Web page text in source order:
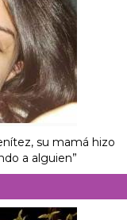
su mamá hizo
a alguien”